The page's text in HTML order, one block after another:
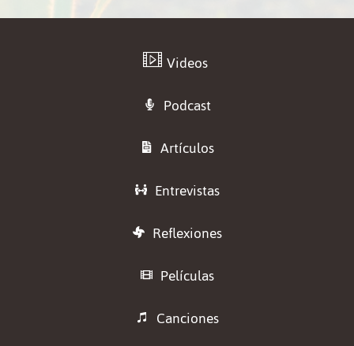
ook
Videos
Podcast
Artículos
Entrevistas
Reflexiones
Películas
Canciones